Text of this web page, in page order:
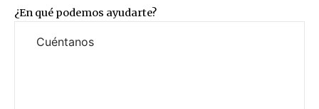
¿En qué podemos ayudarte?